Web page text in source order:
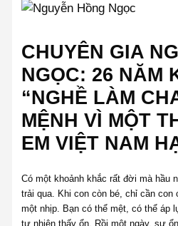
CHUYÊN GIA
NGỌC: 26 NĂM
“NGHỀ LÀM
MỆNH VÌ MỘT
EM VIỆT NAM
Có một khoảnh khắc rất đời mà hầu
trải qua. Khi con còn bé, chỉ cần
một nhịp. Bạn có thể mệt, có thể áp
tự nhiên thấy ổn. Rồi một ngày, sự